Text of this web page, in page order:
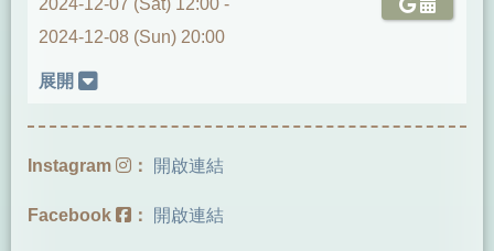
2024-12-07 (Sat) 12:00 -
2024-12-08 (Sun) 20:00
展開
Instagram ： 開啟連結
Facebook ： 開啟連結